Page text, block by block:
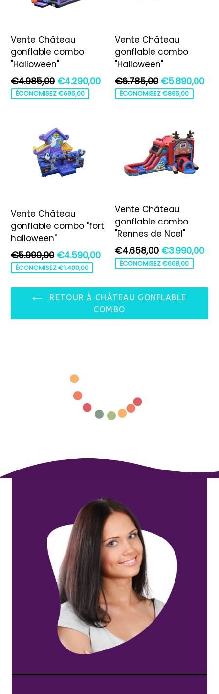
Vente Château
gonflable combo
"Halloween"
Prix
régulier
€4.985,00 €4.290,00
ÉCONOMISEZ €695,00
Vente Château
gonflable combo
"Halloween"
Prix
régulier
€6.785,00 €5.890,00
ÉCONOMISEZ €895,00
Vente Château
gonflable combo "fort
halloween"
Prix
régulier
€5.990,00 €4.590,00
ÉCONOMISEZ €1.400,00
Vente Château
gonflable combo
"Rennes de Noel"
Prix
régulier
€4.658,00 €3.990,00
ÉCONOMISEZ €668,00
RETOUR À CHÂTEAU GONFLABLE
COMBO